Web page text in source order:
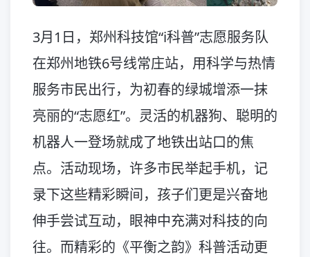
3月1日，郑州科技馆“i科普”志愿服务队
在郑州地铁6号线常庄站，用科学与热情
服务市民出行，为初春的绿城增添一抹
亮丽的“志愿红”。灵活的机器狗、聪明的
机器人一登场就成了地铁出站口的焦
点。活动现场，许多市民举起手机，记
录下这些精彩瞬间，孩子们更是兴奋地
伸手尝试互动，眼神中充满对科技的向
往。而精彩的《平衡之韵》科普活动更